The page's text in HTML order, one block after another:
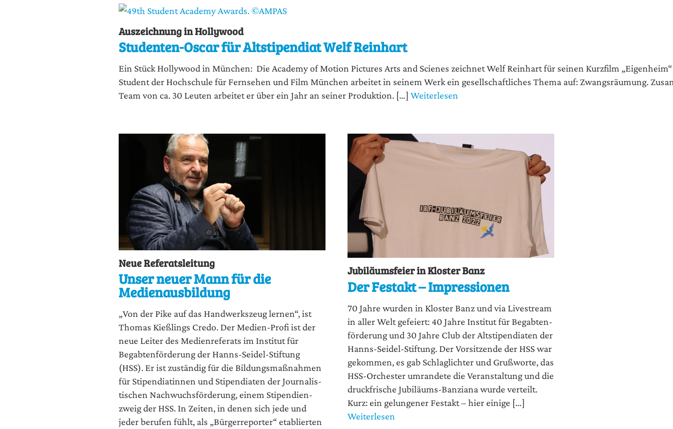
Auszeichnung in Hollywood
Studenten-Oscar für Altstipendiat Welf Reinhart
Ein Stück Hol­ly­wood in Mün­chen: Die Aca­de­my of Moti­on Pic­tures Arts and Scie­nes zeich­net Welf Rein­hart für sei­nen Kurz­film
Stu­dent der Hoch­schu­le für Fern­se­hen und Film Mün­chen arbei­tet in sei­nem Werk ein gesell­schaft­li­ches The­ma auf: Zwangs­räu­mung.
Team von ca. 30 Leu­ten arbei­tet er über ein Jahr an sei­ner Pro­duk­ti­on. […] Weiterlesen
Neue Referatsleitung
Unser neuer Mann für die
Medienausbildung
„Von der Pike auf das Hand­werks­zeug ler­nen“, ist
Tho­mas Kieß­lings Cre­do. Der Medi­en-Pro­fi ist der
neue Lei­ter des Medi­en­re­fe­rats im Insti­tut für
Begab­ten­för­de­rung der Hanns-Sei­del-Stif­tung
(HSS). Er ist zustän­dig für die Bil­dungs­maß­nah­men
für Sti­pen­dia­tin­nen und Sti­pen­dia­ten der Jour­na­lis­
ti­schen Nach­wuchs­för­de­rung, einem Sti­pen­di­en­
zweig der HSS. In Zei­ten, in denen sich jede und
jeder beru­fen fühlt, als „Bür­ger­re­por­ter“ eta­blier­ten
Jubiläumsfeier in Kloster Banz
Der Festakt – Impressionen
70 Jah­re wur­den in Klos­ter Banz und via Live­stream
in aller Welt gefei­ert: 40 Jah­re Insti­tut für Begab­ten­
för­de­rung und 30 Jah­re Club der Alt­sti­pen­dia­ten der
Hanns-Sei­del-Stif­tung. Der Vor­sit­zen­de der HSS war
gekom­men, es gab Schlag­lich­ter und Gruß­wor­te, das
HSS-Orches­ter umran­de­te die Ver­an­stal­tung und die
druck­fri­sche Jubi­lä­ums-Ban­zia­na wur­de ver­teilt.
Kurz: ein gelun­ge­ner Fest­akt – hier eini­ge […]
Weiterlesen